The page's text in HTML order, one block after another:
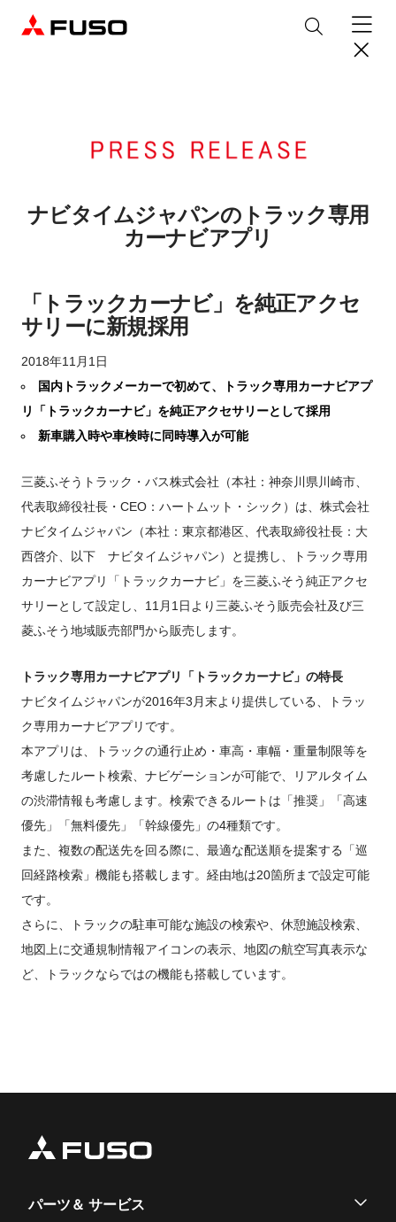
小型EVトラック 小型トラック
Canter EX
Fighter（販売終了モデ
中型トラック
Super Great
Rosa
小型バス
Aero Star
大型バス
産業用エンジン
全製品
eモビリティ
中古車
クイックリンク
ボディビルダーポータルサイト
トラックコネクト
& バスコネクト
WISE Systems
パーツ＆アクセサリー
三菱ふそう純正部品
ふそうバリューパーツ
純正アクセサリー
純正リマニ部品
サービス
純正メンテナンス・車検・点検
FUSO VALUE
材料調査・分析サービス
ふそうの高品質調査 マテリアルラボ
三菱ふそう_ショップ
レスキューマニュアル・電池の回収・リサイクル
DTFSA企業情報
プライバシーポリシー
DTFSA: 社員等個人情報の取扱いについて
指定信用情報機関
商品案内
FUSOパワーリース
FUSOあんしんリース
オートリース
オートローン
FUSO VALUE
ラフィットプラス
FUSOリース
FUSOリース カスタマーサポート
重要なお知らせ
お知らせ
ニュースリリース
企業からのお知らせ
大型車脱輪事故防止活動について
採用情報
企業情報
ふそうライフ
ナビタイムジャパンのトラック専用
カーナビアプリ
「トラックカーナビ」を純正アクセ
サリーに新規採用
2018年11月1日
国内トラックメーカーで初めて、トラック専用カーナビアプ
リ「トラックカーナビ」を純正アクセサリーとして採用
新車購入時や車検時に同時導入が可能
三菱ふそうトラック・バス株式会社（本社：神奈川県川崎市、
代表取締役社長・CEO：ハートムット・シック）は、株式会社
ナビタイムジャパン（本社：東京都港区、代表取締役社長：大
西啓介、以下 ナビタイムジャパン）と提携し、トラック専用
カーナビアプリ「トラックカーナビ」を三菱ふそう純正アクセ
サリーとして設定し、11月1日より三菱ふそう販売会社及び三
菱ふそう地域販売部門から販売します。
トラック専用カーナビアプリ「トラックカーナビ」の特長
ナビタイムジャパンが2016年3月末より提供している、トラッ
ク専用カーナビアプリです。
本アプリは、トラックの通行止め・車高・車幅・重量制限等を
考慮したルート検索、ナビゲーションが可能で、リアルタイム
の渋滞情報も考慮します。検索できるルートは「推奨」「高速
優先」「無料優先」「幹線優先」の4種類です。
また、複数の配送先を回る際に、最適な配送順を提案する「巡
回経路検索」機能も搭載します。経由地は20箇所まで設定可能
です。
さらに、トラックの駐車可能な施設の検索や、休憩施設検索、
地図上に交通規制情報アイコンの表示、地図の航空写真表示な
ど、トラックならではの機能も搭載しています。
パーツ＆ サービス